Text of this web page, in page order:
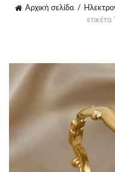
Αρχική σελίδα